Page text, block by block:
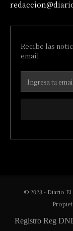
Recibe las
email.
© 2023 - Diario El
Registro Reg